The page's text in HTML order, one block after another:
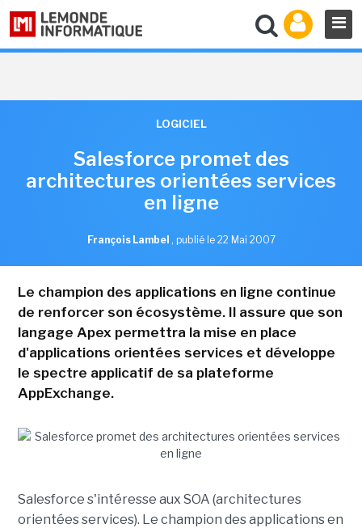
LOGICIEL
Salesforce promet des
architectures orientées services
en ligne
François Lambel , publié le 22 Mai 2007
Le champion des applications en ligne continue
de renforcer son écosystème. Il assure que son
langage Apex permettra la mise en place
d'applications orientées services et développe
le spectre applicatif de sa plateforme
AppExchange.
Salesforce s'intéresse aux SOA (architectures
orientées services). Le champion des applications en